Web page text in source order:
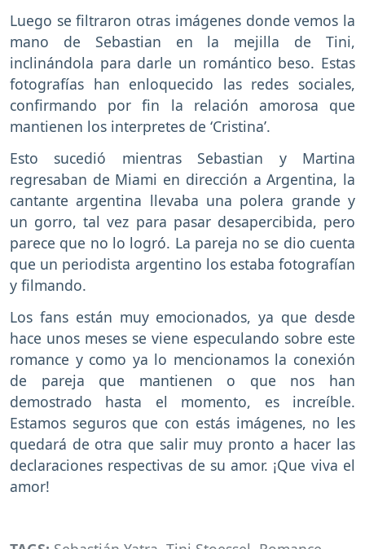
Luego se filtraron otras imágenes donde vemos la
mano de Sebastian en la mejilla de Tini,
inclinándola para darle un romántico beso. Estas
fotografías han enloquecido las redes sociales,
confirmando por fin la relación amorosa que
mantienen los interpretes de ‘Cristina’.
Esto sucedió mientras Sebastian y Martina
regresaban de Miami en dirección a Argentina, la
cantante argentina llevaba una polera grande y
un gorro, tal vez para pasar desapercibida, pero
parece que no lo logró. La pareja no se dio cuenta
que un periodista argentino los estaba fotografían
y filmando.
Los fans están muy emocionados, ya que desde
hace unos meses se viene especulando sobre este
romance y como ya lo mencionamos la conexión
de pareja que mantienen o que nos han
demostrado hasta el momento, es increíble.
Estamos seguros que con estás imágenes, no les
quedará de otra que salir muy pronto a hacer las
declaraciones respectivas de su amor. ¡Que viva el
amor!